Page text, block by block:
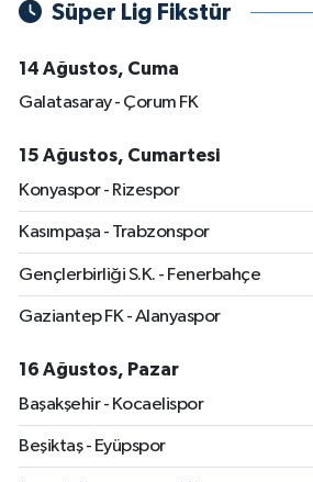
Süper Lig Fikstür
14 Ağustos, Cuma
Galatasaray - Çorum FK
15 Ağustos, Cumartesi
Konyaspor - Rizespor
Kasımpaşa - Trabzonspor
Gençlerbirliği S.K. - Fenerbahçe
Gaziantep FK - Alanyaspor
16 Ağustos, Pazar
Başakşehir - Kocaelispor
Beşiktaş - Eyüpspor